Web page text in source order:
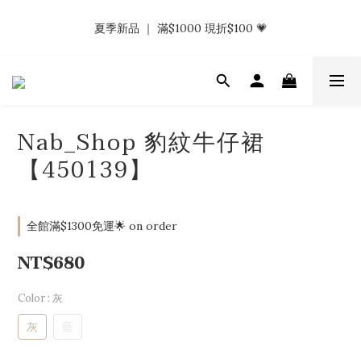
金.ᐟ.ᐟ
夏季新品 ｜ 滿$1000 現折$100 💗
𝗡𝗮𝗯_𝗚𝗶𝗿𝗹𝘀大量募集中｜於社群分享標記回傳 找小編領取購物
Nab_Shop 豹紋牛仔裙
【450139】
全館滿$1300免運🌟 on order
NT$680
Color : 灰
灰 藍